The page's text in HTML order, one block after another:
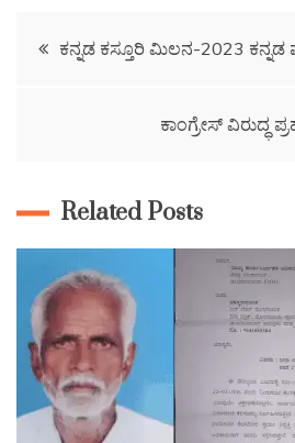
ಕನ್ನಡ ಕಸ್ತೂರಿ ಮಿಲನ-2023 ಕನ್ನಡ
ಕಾಂಗ್ರೇಸ್‌ ವಿರುದ್ಧ
Related Posts